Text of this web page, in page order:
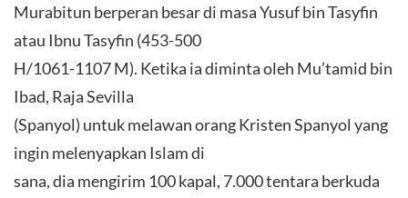
Murabitun berperan besar di masa Yusuf bin Tasyfin
atau Ibnu Tasyfin (453-500
H/1061-1107 M). Ketika ia diminta oleh Mu’tamid bin
Ibad, Raja Sevilla
(Spanyol) untuk melawan orang Kristen Spanyol yang
ingin melenyapkan Islam di
sana, dia mengirim 100 kapal, 7.000 tentara berkuda